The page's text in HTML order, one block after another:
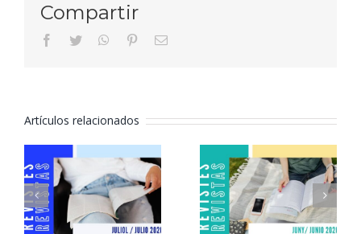
Compartir
facebooktwitter whatsapppinterestCorreo
Artículos relacionados
Revistas
julio 2026
Revistas
junio 2026